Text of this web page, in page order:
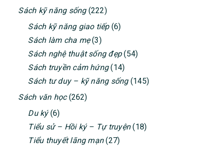
Sách kỹ năng sống(222)
Sách kỹ năng giao tiếp(6)
Sách làm cha mẹ(3)
Sách nghệ thuật sống đẹp(54)
Sách truyền cảm hứng(14)
Sách tư duy – kỹ năng sống(145)
Sách văn học(262)
Du ký(6)
Tiểu sử – Hồi ký – Tự truyện(18)
Tiểu thuyết lãng mạn(27)